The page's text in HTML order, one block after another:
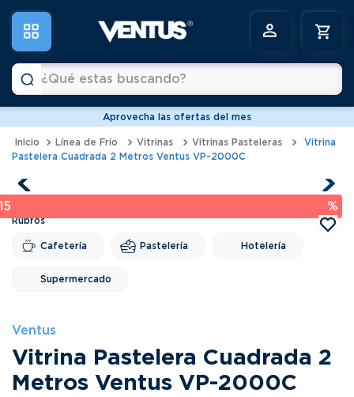
¿Qué estas buscando?
Aprovecha las ofertas del mes
Línea de Frío Vitrinas Vitrinas Pasteleras
Vitrina
Pastelera Cuadrada 2 Metros Ventus VP-2000C
%
Cafetería Pastelería Hotelería
Supermercado
Ventus
Vitrina Pastelera Cuadrada 2
Metros Ventus VP-2000C
Términos más buscados
1.
vitrinas
3.
freidoras
4.
conservadoras
pastelera